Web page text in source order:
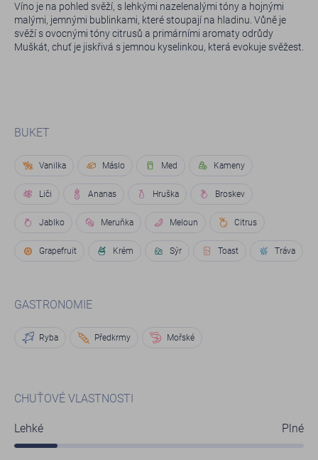
Víno je na pohled svěží, s lehkými nazelenalými tóny a hojnými
malými, jemnými bublinkami, které stoupají na hladinu. Vůně je
svěží s ovocnými tóny citrusů a primárními aromaty odrůdy
Muškát, chuť je jiskřivá s jemnou kyselinkou, která evokuje svěžest.
BUKET
Vanilka Máslo Med Kameny
Liči Ananas Hruška Broskev
Jablko Meruňka Meloun Citrus
Grapefruit Krém Sýr Toast Tráva
GASTRONOMIE
Ryba Předkrmy Mořské
CHUŤOVÉ VLASTNOSTI
Lehké Plné